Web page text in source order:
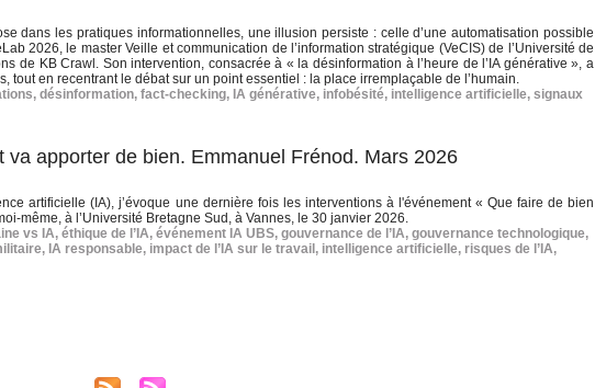
dans les pratiques informationnelles, une illusion persiste : celle d’une automatisation possible
2026, le master Veille et communication de l’information stratégique (VeCIS) de l’Université de
de KB Crawl. Son intervention, consacrée à « la désinformation à l’heure de l’IA générative », a
tout en recentrant le débat sur un point essentiel : la place irremplaçable de l’humain.
, désinformation, fact-checking, IA générative, infobésité, intelligence artificielle, signaux
va apporter de bien. Emmanuel Frénod. Mars 2026
artificielle (IA), j’évoque une dernière fois les interventions à l'événement « Que faire de bien
même, à l’Université Bretagne Sud, à Vannes, le 30 janvier 2026.
vs IA, éthique de l’IA, événement IA UBS, gouvernance de l’IA, gouvernance technologique,
, IA responsable, impact de l’IA sur le travail , intelligence artificielle, risques de l’IA,